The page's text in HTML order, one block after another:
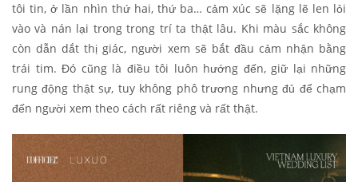
tôi tin, ở lần nhìn thứ hai, thứ ba… cảm xúc sẽ lặng lẽ len lỏi
vào và nán lại trong trong trí ta thật lâu. Khi màu sắc không
còn dẫn dắt thị giác, người xem sẽ bắt đầu cảm nhận bằng
trái tim. Đó cũng là điều tôi luôn hướng đến, giữ lại những
rung động thật sự, tuy không phô trương nhưng đủ để chạm
đến người xem theo cách rất riêng và rất thật.